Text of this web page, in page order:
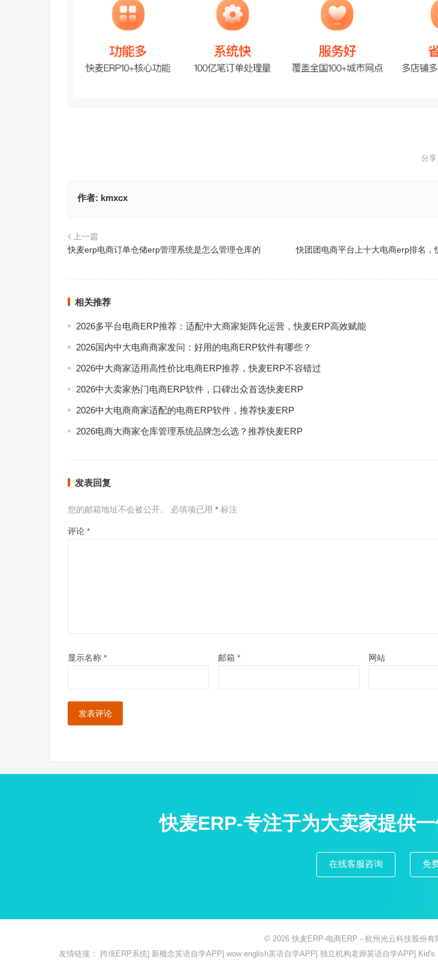
作者: kmxcx
上一篇
快麦erp电商订单仓储erp管理系统是怎么管理仓库的
快团团电商平台上十大电商erp排名，
相关推荐
2026多平台电商ERP推荐：适配中大商家矩阵化运营，快麦ERP高效赋能
2026国内中大电商商家发问：好用的电商ERP软件有哪些？
2026中大商家适用高性价比电商ERP推荐，快麦ERP不容错过
2026中大卖家热门电商ERP软件，口碑出众首选快麦ERP
2026中大电商商家适配的电商ERP软件，推荐快麦ERP
2026电商大商家仓库管理系统品牌怎么选？推荐快麦ERP
发表回复
您的邮箱地址不会被公开。 必填项已用 * 标注
评论 *
显示名称 * 邮箱 * 网站
快麦ERP-专注于为大卖家提供
在线客服咨询 免
© 2026 快麦ERP-电商ERP - 杭州光云科技股份有
友情链接： 跨境ERP系统| 新概念英语自学APP| wow english英语自学APP| 独立机构老师英语自学APP| Kid's